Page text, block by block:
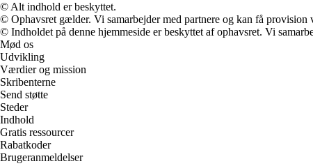
© Alt indhold er beskyttet.
© Ophavsret gælder. Vi samarbejder med partnere og kan få provision
© Indholdet på denne hjemmeside er beskyttet af ophavsret. Vi
Mød os
Udvikling
Værdier og mission
Skribenterne
Send støtte
Steder
Indhold
Gratis ressourcer
Rabatkoder
Brugeranmeldelser